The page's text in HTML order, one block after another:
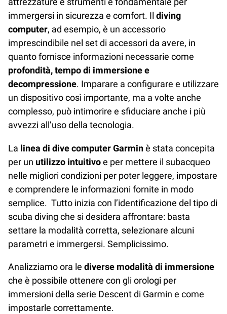
immergersi in sicurezza e comfort. Il diving
computer, ad esempio, è un accessorio
imprescindibile nel set di accessori da avere, in
quanto fornisce informazioni necessarie come
profondità, tempo di immersione e
decompressione. Imparare a configurare e utilizzare
un dispositivo così importante, ma a volte anche
complesso, può intimorire e sfiduciare anche i più
avvezzi all’uso della tecnologia.
La linea di dive computer Garminè stata concepita
per un utilizzo intuitivoe per mettere il subacqueo
nelle migliori condizioni per poter leggere, impostare
e comprendere le informazioni fornite in modo
semplice. Tutto inizia con l’identificazione del tipo di
scuba diving che si desidera affrontare: basta
settare la modalità corretta, selezionare alcuni
parametri e immergersi. Semplicissimo.
Analizziamo ora le diverse modalità di immersione
che è possibile ottenere con gli orologi per
immersioni della serie Descent di Garmin e come
impostarle correttamente.